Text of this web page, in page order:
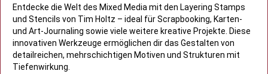
Entdecke die Welt des Mixed Media mit den Layering Stamps
und Stencils von Tim Holtz – ideal für Scrapbooking, Karten-
und Art-Journaling sowie viele weitere kreative Projekte. Diese
innovativen Werkzeuge ermöglichen dir das Gestalten von
detailreichen, mehrschichtigen Motiven und Strukturen mit
Tiefenwirkung.